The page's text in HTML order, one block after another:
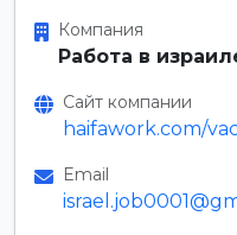
Компания
Работа в
Сайт компании
haifawork.com/
Email